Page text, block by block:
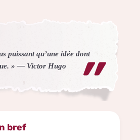
puissant qu’une idée dont
» — Victor Hugo
bref